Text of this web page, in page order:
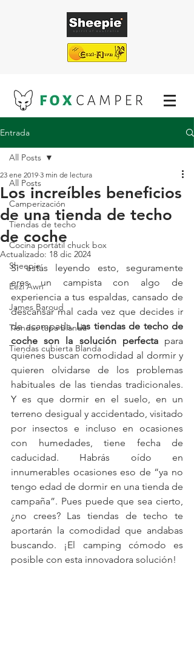
¡ENVÍO GRATUITO EN TODAS NUESTRAS
TIENDAS DE TECHO!
Entrada
All Posts
Camperización
Tiendas de techo
Cocina portátil chuck box
Sheepie
Eezi Awn
James Baroud
Tiendas tapa blanda
Tiendas cubierta Blanda
All Posts
Los increíbles beneficios
de una tienda de techo
de coche
23 ene 2019 3 min de lectura
Actualizado: 18 dic 2024
Si estás leyendo esto, seguramente
eres un campista con algo de
experiencia a tus espaldas, cansado de
descansar mal cada vez que decides ir
de acampada. Las tiendas de techo de
coche son la solución perfecta para
quienes buscan comodidad al dormir y
quieren olvidarse de los problemas
habituales de las tiendas tradicionales.
Y es que dormir en el suelo, en un
terreno desigual y accidentado, visitado
por insectos e incluso en ocasiones
con humedades, tiene fecha de
caducidad. Habrás oído en
innumerables ocasiones eso de “ya no
tengo edad de dormir en una tienda de
campaña”. Pues puede que sea cierto,
¿no crees? Las tiendas de techo te
aportarán la comodidad que andabas
buscando. ¡El camping cómodo es
posible con esta innovadora solución!